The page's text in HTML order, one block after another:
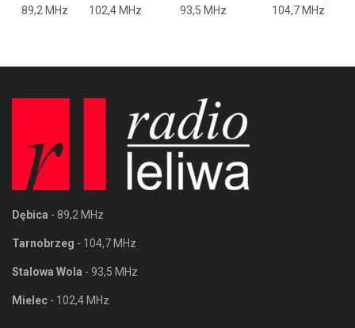
89,2 MHz
102,4 MHz 93,5 MHz 104,7 MHz
Dębica - 89,2 MHz
Tarnobrzeg - 104,7 MHz
Stalowa Wola - 93,5 MHz
Mielec - 102,4 MHz